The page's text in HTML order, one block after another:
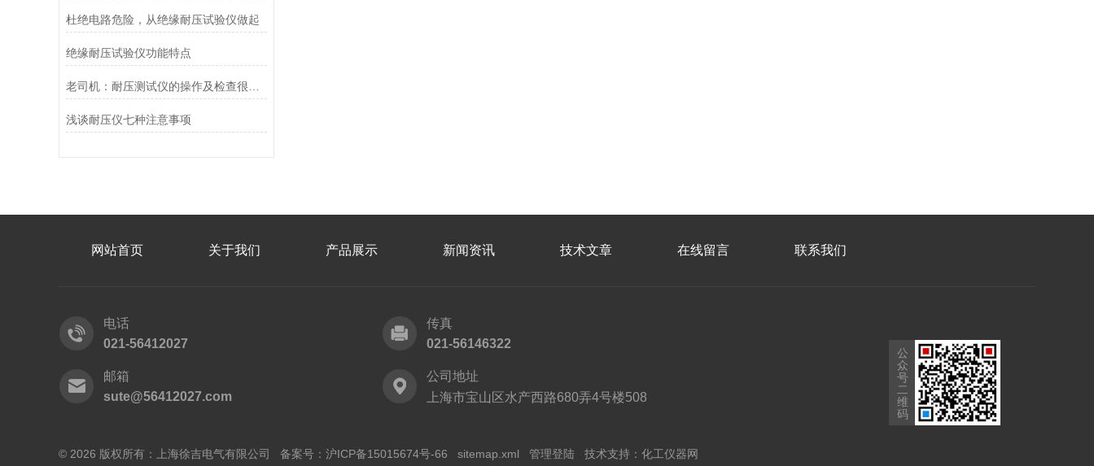
杜绝电路危险，从绝缘耐压试验仪做起
绝缘耐压试验仪功能特点
浅谈耐压仪七种注意事项
网站首页 关于我们 产品展示 新闻资讯 技术文章 在线留言 联系我们
电话
021-56412027
传真
021-56146322
邮箱
sute@56412027.com
公司地址
上海市宝山区水产西路680弄4号楼508
© 2026 版权所有：上海徐吉电气有限公司 备案号： 沪ICP备15015674号-66 sitemap.xml 管理登陆 技术支持： 化工仪器网
公
众
号
二
维
码